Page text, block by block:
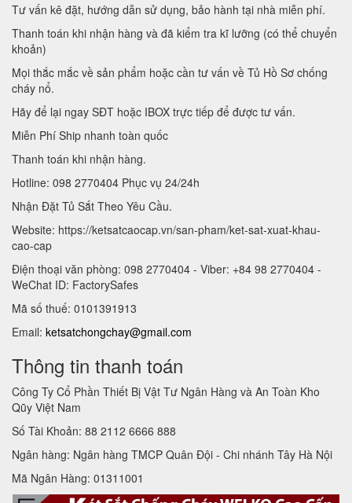
Tư vấn kê đặt, hướng dẫn sử dụng, bảo hành tại nhà miễn phí.
Thanh toán khi nhận hàng và đã kiểm tra kĩ lưỡng (có thể chuyển
khoản)
Mọi thắc mắc về sản phẩm hoặc cần tư vấn về Tủ Hồ Sơ chống
cháy nổ.
Hãy để lại ngay SĐT hoặc IBOX trực tiếp để được tư vấn.
Miễn Phí Ship nhanh toàn quốc
Thanh toán khi nhận hàng.
Hotline: 098 2770404 Phục vụ 24/24h
Nhận Đặt Tủ Sắt Theo Yêu Cầu.
Website: https://ketsatcaocap.vn/san-pham/ket-sat-xuat-khau-
cao-cap
Điện thoại văn phòng: 098 2770404 - Viber: +84 98 2770404 -
WeChat ID: FactorySafes
Mã số thuế: 0101391913
Email: ketsatchongchay@gmail.com
Thông tin thanh toán
Công Ty Cổ Phần Thiết Bị Vật Tư Ngân Hàng và An Toàn Kho
Qũy Việt Nam
Số Tài Khoản: 88 2112 6666 888
Ngân hàng: Ngân hàng TMCP Quân Đội - Chi nhánh Tây Hà Nội
Mã Ngân Hàng: 01311001